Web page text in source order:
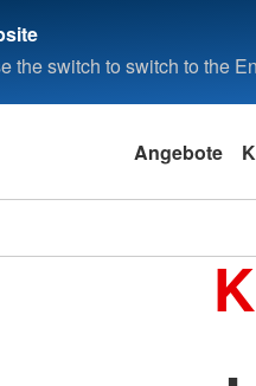
the switch to switch to the
Angebote